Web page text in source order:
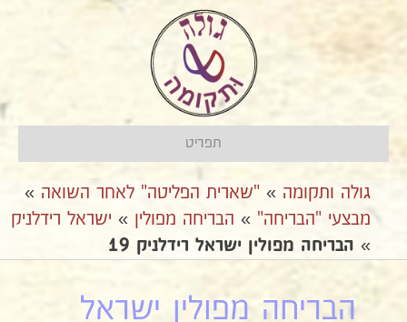
תפריט
גולה ותקומה » "שארית הפליטה" לאחר השואה »
מבצעי "הבריחה" » אהבריחה מפולין » ישראל רידלניק
» הבריחה מפולין ישראל רידלניק 19
הבריחה מפולין ישראל